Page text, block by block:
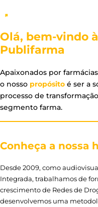
Olá, bem-vindo à
Publifarma
Apaixonados por
o nosso propósito é ser a
processo de
segmento farma.
Conheça a nossa
Desde 2009, como
Integrada, trabalhamos de
crescimento de Redes de
desenvolvemos uma